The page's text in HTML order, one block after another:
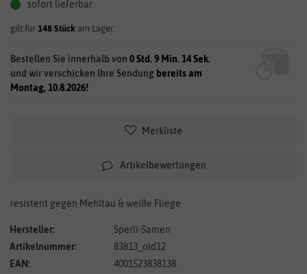
sofort lieferbar
gilt für 148 Stück am Lager.
Bestellen Sie innerhalb von 0 Std. 9 Min. 14 Sek.
und wir verschicken Ihre Sendung bereits am
Montag, 10.8.2026!
Merkliste
Artikelbewertungen
resistent gegen Mehltau & weiße Fliege
Hersteller:
Sperli-Samen
Artikelnummer:
83813_old12
EAN:
4001523838138